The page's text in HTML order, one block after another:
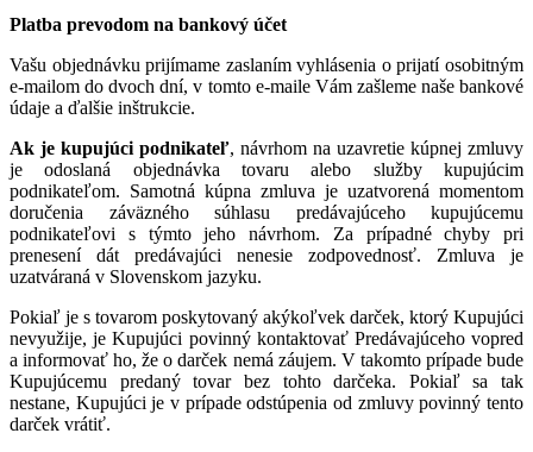
Platba prevodom na bankový účet
Vašu objednávku prijímame zaslaním vyhlásenia o prijatí osobitným
e-mailom do dvoch dní, v tomto e-maile Vám zašleme naše bankové
údaje a ďalšie inštrukcie.
Ak je kupujúci podnikateľ, návrhom na uzavretie kúpnej zmluvy
je odoslaná objednávka tovaru alebo služby kupujúcim
podnikateľom. Samotná kúpna zmluva je uzatvorená momentom
doručenia záväzného súhlasu predávajúceho kupujúcemu
podnikateľovi s týmto jeho návrhom. Za prípadné chyby pri
prenesení dát predávajúci nenesie zodpovednosť. Zmluva je
uzatváraná v Slovenskom jazyku.
Pokiaľ je s tovarom poskytovaný akýkoľvek darček, ktorý Kupujúci
nevyužije, je Kupujúci povinný kontaktovať Predávajúceho vopred
a informovať ho, že o darček nemá záujem. V takomto prípade bude
Kupujúcemu predaný tovar bez tohto darčeka. Pokiaľ sa tak
nestane, Kupujúci je v prípade odstúpenia od zmluvy povinný tento
darček vrátiť.